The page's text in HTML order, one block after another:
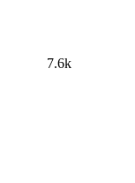
7.6k